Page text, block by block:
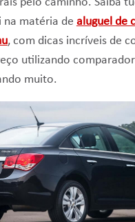
na matéria de aluguel de
, com dicas incríveis de
utilizando
muito.